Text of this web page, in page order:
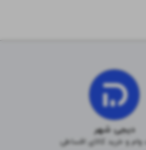
دیجی شهر
وام و خرید کالای اقساطی